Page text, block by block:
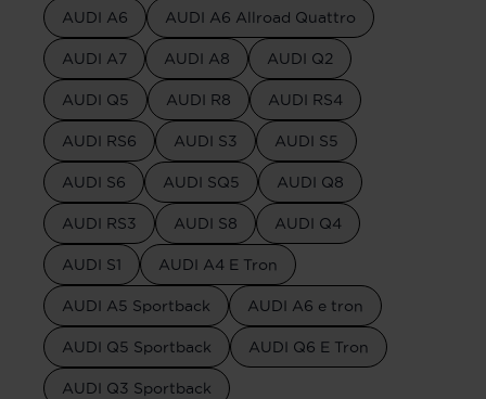
AUDI A6 AUDI A6 Allroad Quattro
AUDI A7 AUDI A8 AUDI Q2
AUDI Q5 AUDI R8 AUDI RS4
AUDI RS6 AUDI S3 AUDI S5
AUDI S6 AUDI SQ5 AUDI Q8
AUDI RS3 AUDI S8 AUDI Q4
AUDI S1 AUDI A4 E Tron
AUDI A5 Sportback AUDI A6 e tron
AUDI Q5 Sportback AUDI Q6 E Tron
AUDI Q3 Sportback